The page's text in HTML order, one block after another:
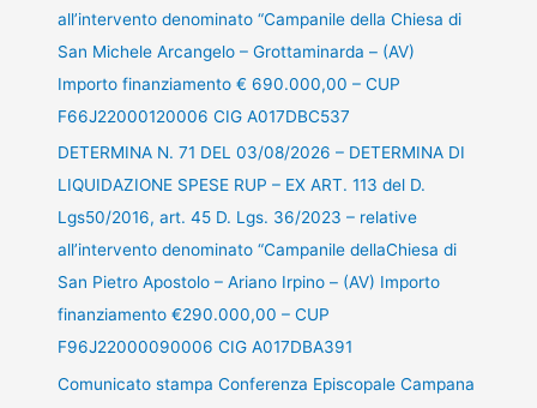
all’intervento denominato “Campanile della Chiesa di
San Michele Arcangelo – Grottaminarda – (AV)
Importo finanziamento € 690.000,00 – CUP
F66J22000120006 CIG A017DBC537
DETERMINA N. 71 DEL 03/08/2026 – DETERMINA DI
LIQUIDAZIONE SPESE RUP – EX ART. 113 del D.
Lgs50/2016, art. 45 D. Lgs. 36/2023 – relative
all’intervento denominato “Campanile dellaChiesa di
San Pietro Apostolo – Ariano Irpino – (AV) Importo
finanziamento €290.000,00 – CUP
F96J22000090006 CIG A017DBA391
Comunicato stampa Conferenza Episcopale Campana